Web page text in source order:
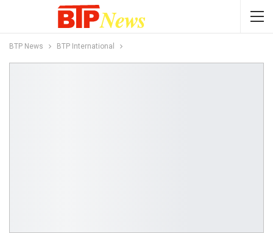
BTP News BTP International